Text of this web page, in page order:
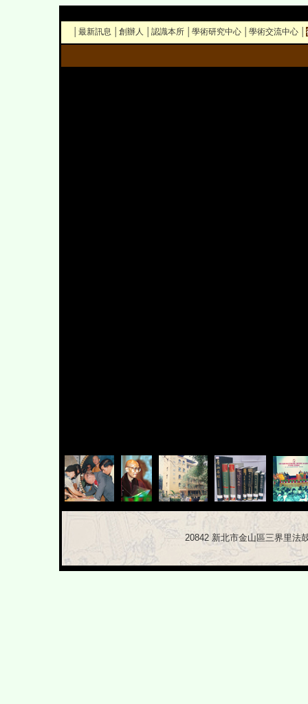
最新訊息 創辦人 認識本所│ 學術研究中心│ 學術交流中心│
20842 新北市金山區三界里法